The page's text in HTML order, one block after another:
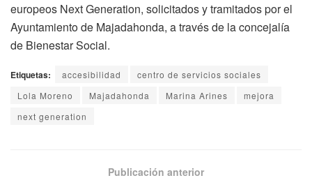
europeos Next Generation, solicitados y tramitados por el
Ayuntamiento de Majadahonda, a través de la concejalía
de Bienestar Social.
Etiquetas: accesibilidad
centro de servicios sociales
Lola Moreno
Majadahonda Marina Arines
mejora
next generation
Publicación anterior